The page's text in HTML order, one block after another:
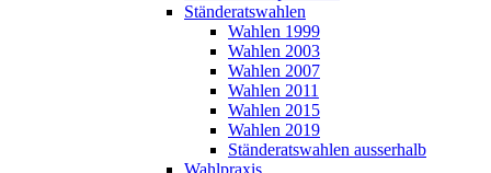
Ständeratswahlen
Wahlen 1999
Wahlen 2003
Wahlen 2007
Wahlen 2011
Wahlen 2015
Wahlen 2019
Ständeratswahlen ausserhalb